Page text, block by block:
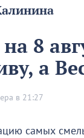
8
а
в 21:27
самых